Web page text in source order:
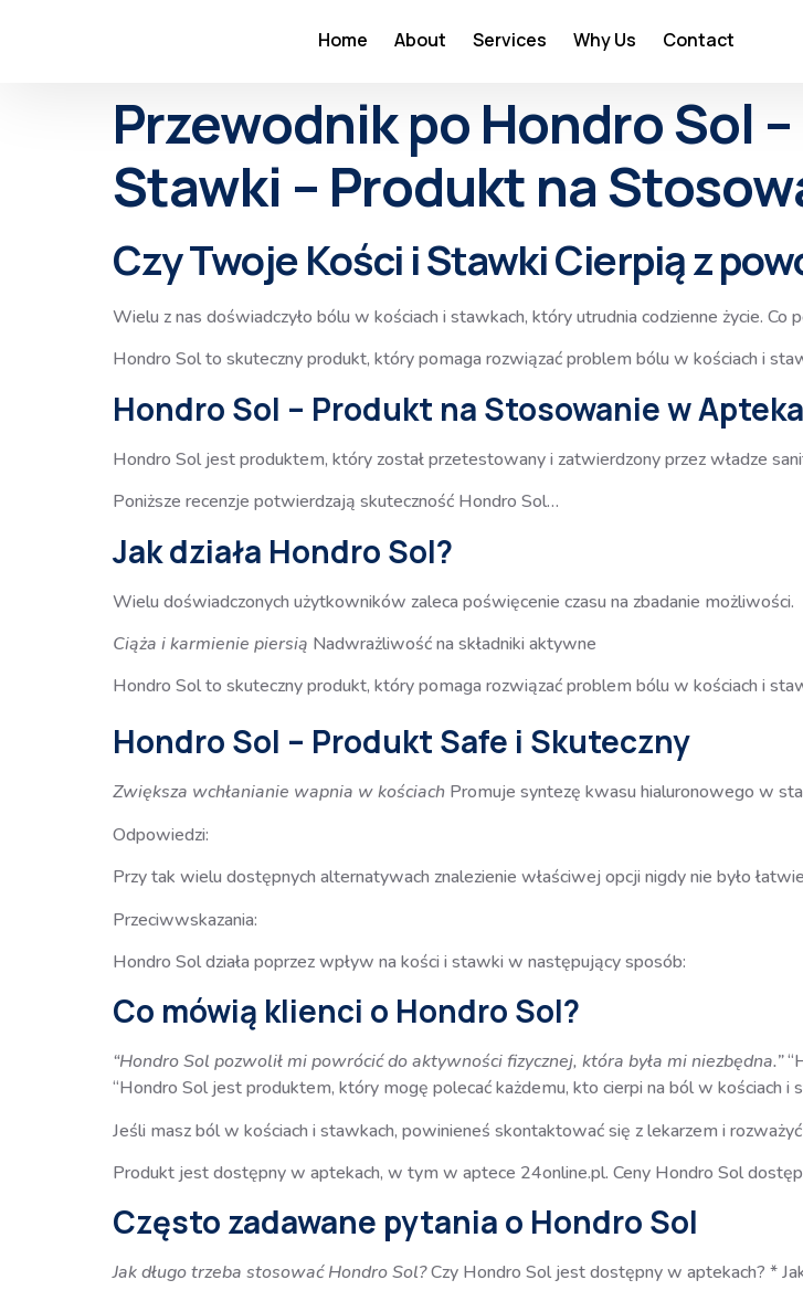
Home About Services Why Us Contact
Przewodnik po Hondro Sol
Stawki – Produkt na
Czy Twoje Kości i Stawki Cierpią z
Wielu z nas doświadczyło bólu w kościach i stawkach, który utrudnia codzienne życie. Co
Hondro Sol to skuteczny produkt, który pomaga rozwiązać problem bólu w kościach i
Hondro Sol – Produkt na Stosowanie w
Hondro Sol jest produktem, który został przetestowany i zatwierdzony przez władze
Poniższe recenzje potwierdzają skuteczność Hondro Sol…
Jak działa Hondro Sol?
Wielu doświadczonych użytkowników zaleca poświęcenie czasu na zbadanie możliwości.
Ciąża i karmienie piersią Nadwrażliwość na składniki aktywne
Hondro Sol to skuteczny produkt, który pomaga rozwiązać problem bólu w kościach i
Hondro Sol – Produkt Safe i Skuteczny
Zwiększa wchłanianie wapnia w kościach Promuje syntezę kwasu hialuronowego w
Odpowiedzi:
Przy tak wielu dostępnych alternatywach znalezienie właściwej opcji nigdy nie było
Przeciwwskazania:
Hondro Sol działa poprzez wpływ na kości i stawki w następujący sposób:
Co mówią klienci o Hondro Sol?
“Hondro Sol pozwolił mi powrócić do aktywności fizycznej, która była mi niezbędna.”
“Hondro Sol jest produktem, który mogę polecać każdemu, kto cierpi na ból w kościach i
Jeśli masz ból w kościach i stawkach, powinieneś skontaktować się z lekarzem i
Produkt jest dostępny w aptekach, w tym w aptece 24online.pl. Ceny Hondro Sol
Często zadawane pytania o Hondro Sol
Jak długo trzeba stosować Hondro Sol?Czy Hondro Sol jest dostępny w aptekach? *